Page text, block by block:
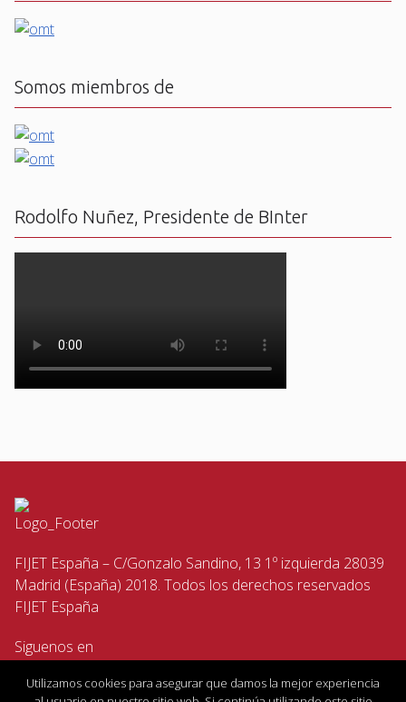
Somos miembros de
Rodolfo Nuñez, Presidente de BInter
FIJET España – C/Gonzalo Sandino, 13 1º izquierda 28039
Madrid (España) 2018. Todos los derechos reservados
FIJET España
Siguenos en
Utilizamos cookies para asegurar que damos la mejor experiencia